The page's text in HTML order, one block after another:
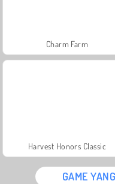
Charm Farm
Harvest Honors Classic
GAME